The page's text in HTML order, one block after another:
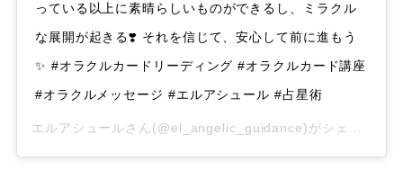
っている以上に素晴らしいものができるし、ミラクル
な展開が起きる❣️ それを信じて、安心して前に進もう
✨ #オラクルカードリーディング #オラクルカード講座
#オラクルメッセージ #エルアシュール #占星術
エルアシュールさん(@el_angelic_guidance)がシェアした投稿 –